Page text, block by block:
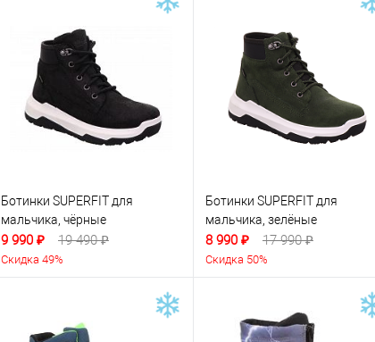
Ботинки SUPERFIT для
мальчика, чёрные
9 990 ₽ 19 490 ₽
Скидка 49%
Ботинки SUPERFIT для
мальчика, зелёные
8 990 ₽ 17 990 ₽
Скидка 50%